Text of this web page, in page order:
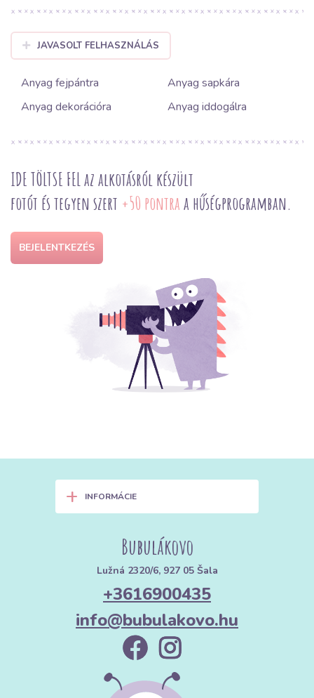
JAVASOLT FELHASZNÁLÁS
Anyag fejpántra
Anyag sapkára
Anyag dekorációra
Anyag iddogálra
IDE TÖLTSE FEL az alkotásról készült
fotót és tegyen szert +50 pontraa hűségprogramban.
BEJELENTKEZÉS
+ INFORMÁCIE
Bubulákovo
Lužná 2320/6, 927 05 Šala
+3616900435
info@bubulakovo.hu